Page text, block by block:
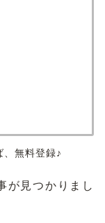
無料登録♪
が見つかりまし